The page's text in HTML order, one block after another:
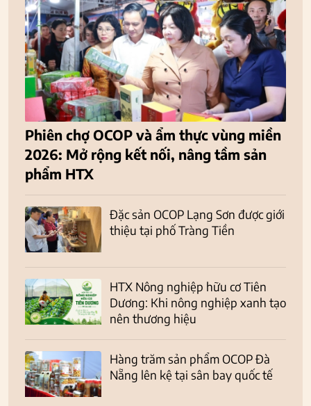
Phiên chợ OCOP và ẩm thực vùng miền
2026: Mở rộng kết nối, nâng tầm sản
phẩm HTX
Đặc sản OCOP Lạng Sơn được giới
thiệu tại phố Tràng Tiền
HTX Nông nghiệp hữu cơ Tiên
Dương: Khi nông nghiệp xanh tạo
nên thương hiệu
Hàng trăm sản phẩm OCOP Đà
Nẵng lên kệ tại sân bay quốc tế